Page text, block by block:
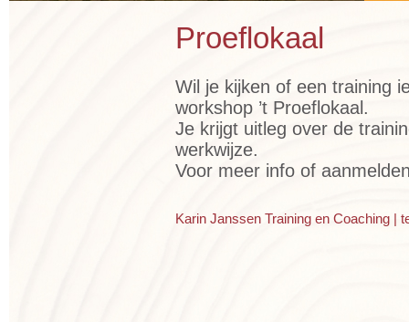
Proeflokaal
Wil je kijken of een training
workshop ’t Proeflokaal.
Je krijgt uitleg over de
werkwijze.
Voor meer info of
Karin Janssen Training en Coaching |